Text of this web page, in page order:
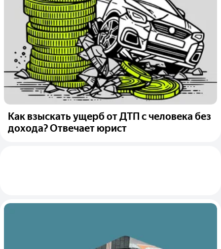
Как взыскать ущерб от ДТП с человека без
дохода? Отвечает юрист